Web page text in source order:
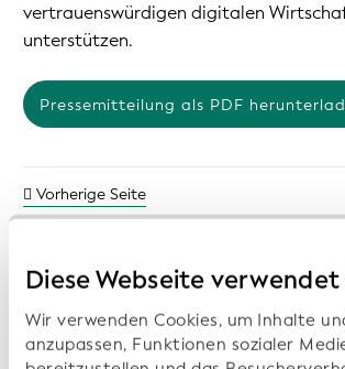
Diese Webseite
Wir verwenden Cookies, um Inhalte
anzupassen, Funktionen sozialer
vertrauenswürdigen digitalen
unterstützen.
Pressemitteilung als PDF
Vorherige Seite
Frühere Pressemitteilungen: